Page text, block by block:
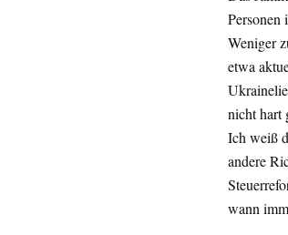
Personen
Weniger
etwa
nicht hart
Ich weiß
andere
wann